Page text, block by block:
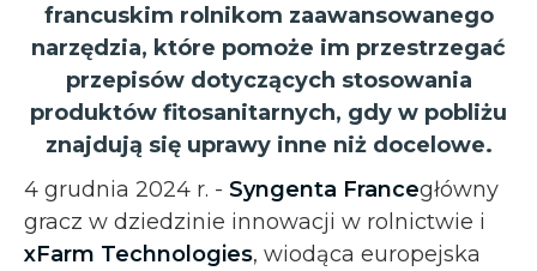
francuskim rolnikom zaawansowanego
narzędzia, które pomoże im przestrzegać
przepisów dotyczących stosowania
produktów fitosanitarnych, gdy w pobliżu
znajdują się uprawy inne niż docelowe.
4 grudnia 2024 r. - Syngenta Francegłówny
gracz w dziedzinie innowacji w rolnictwie i
xFarm Technologies, wiodąca europejska